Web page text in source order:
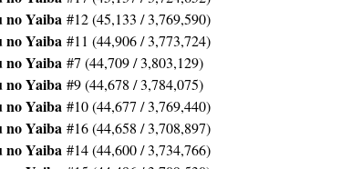
no Yaiba #12 (45,133 / 3,769,590)
no Yaiba #11 (44,906 / 3,773,724)
no Yaiba #7 (44,709 / 3,803,129)
no Yaiba #9 (44,678 / 3,784,075)
no Yaiba #10 (44,677 / 3,769,440)
no Yaiba #16 (44,658 / 3,708,897)
no Yaiba #14 (44,600 / 3,734,766)